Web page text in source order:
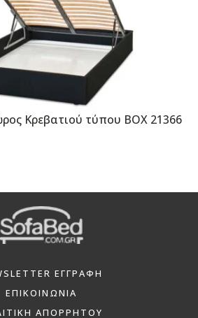
Κρεβατιού τύπου BOX 21366
ΕΓΓΡΑΦΗ
ΕΠΙΚΟΙΝΩΝΙΑ
ΑΠΟΡΡΗΤΟΥ